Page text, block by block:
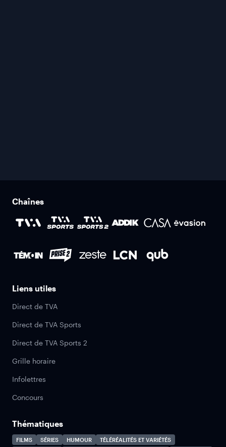
Chaînes
Liens utiles
Direct de TVA
Direct de TVA Sports
Direct de TVA Sports 2
Grille horaire
Infolettres
Concours
Thématiques
FILMS SÉRIES HUMOUR
TÉLÉRÉALITÉS ET VARIÉTÉS